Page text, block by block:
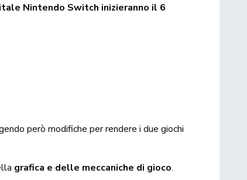
Nintendo Switch inizieranno il 6
però modifiche per rendere i due giochi
grafica e delle meccaniche di gioco.